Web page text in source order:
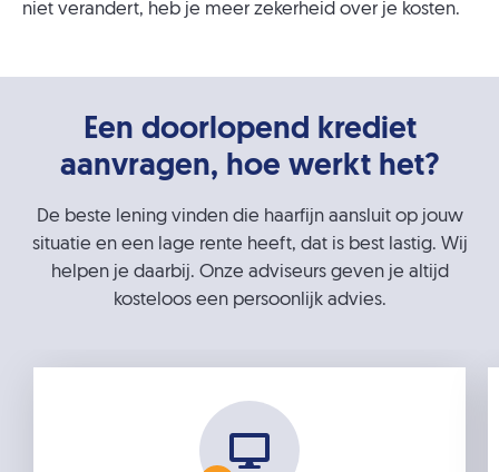
niet verandert, heb je meer zekerheid over je kosten.
Een doorlopend krediet
aanvragen, hoe werkt het?
De beste lening vinden die haarfijn aansluit op jouw
situatie en een lage rente heeft, dat is best lastig. Wij
helpen je daarbij. Onze adviseurs geven je altijd
kosteloos een persoonlijk advies.